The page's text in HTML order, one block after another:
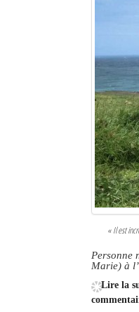
« Il est
Personne
Marie) à
Lire la